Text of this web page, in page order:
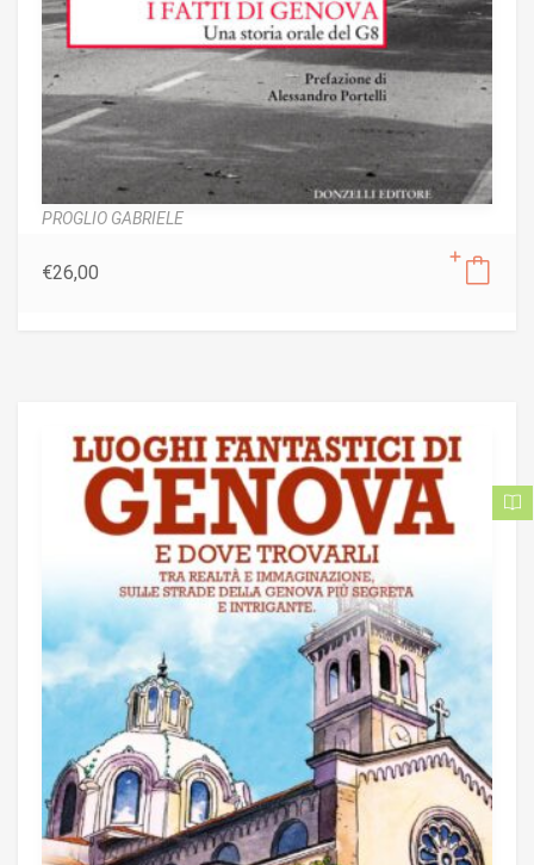
PROGLIO GABRIELE
€26,00